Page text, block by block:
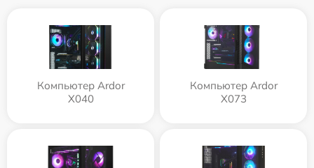
Компьютер Ardor
X040
Компьютер Ardor
X073